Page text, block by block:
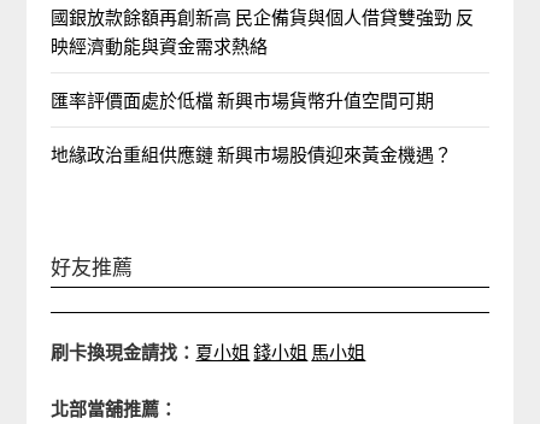
國銀放款餘額再創新高 民企備貨與個人借貸雙強勁 反
映經濟動能與資金需求熱絡
匯率評價面處於低檔 新興市場貨幣升值空間可期
地緣政治重組供應鏈 新興市場股債迎來黃金機遇？
好友推薦
刷卡換現金請找： 夏小姐 錢小姐 馬小姐
北部當舖推薦：